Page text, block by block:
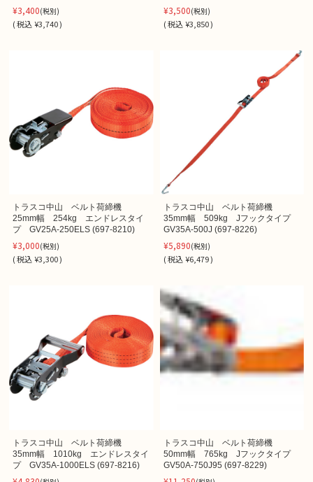
¥3,400(税別)
(税込¥3,740 )
¥3,500(税別)
(税込 ¥3,850 )
トラスコ中山 ベルト荷締機
25mm幅 254kg エンドレスタイ
プ GV25A-250ELS (697-8210)
¥3,000(税別)
(税込¥3,300 )
トラスコ中山 ベルト荷締機
35mm幅 509kg Jフックタイプ
GV35A-500J (697-8226)
¥5,890(税別)
(税込 ¥6,479 )
トラスコ中山 ベルト荷締機
35mm幅 1010kg エンドレスタイ
プ GV35A-1000ELS (697-8216)
トラスコ中山 ベルト荷締機
50mm幅 765kg Jフックタイプ
GV50A-750J95 (697-8229)